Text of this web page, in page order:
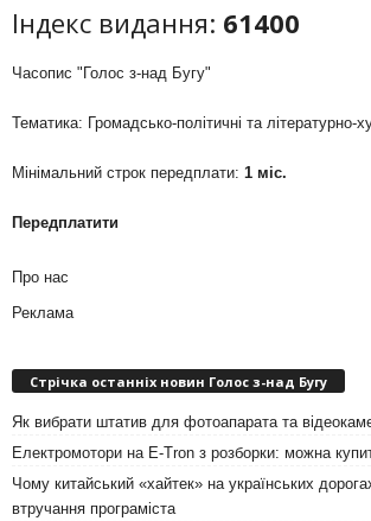
Індекс видання: 61400
Часопис "Голос з-над Бугу"
Тематика: Громадсько-політичні та літературно-
Мінімальний строк передплати: 1 міс.
Передплатити
Про нас
Реклама
Стрічка останніх новин Голос з-над Бугу
Як вибрати штатив для фотоапарата та
Електромотори на E-Tron з розборки: можна
Чому китайський «хайтек» на українських
втручання програміста